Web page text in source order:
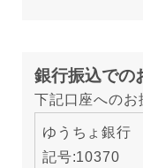
銀行振込での
下記口座へのお
ゆうちょ銀行
記号:10370